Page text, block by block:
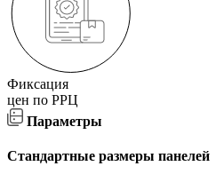
Фиксация
цен по РРЦ
Параметры
Стандартные размеры панелей